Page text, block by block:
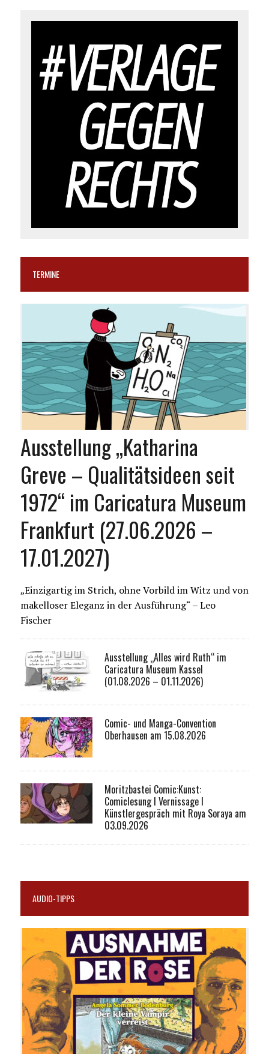
TERMINE
Ausstellung „Katharina
Greve – Qualitätsideen seit
1972“ im Caricatura Museum
Frankfurt (27.06.2026 –
17.01.2027)
„Einzigartig im Strich, ohne Vorbild im Witz und von
makelloser Eleganz in der Ausführung“ – Leo
Fischer
Ausstellung „Alles wird Ruth“ im
Caricatura Museum Kassel
(01.08.2026 – 01.11.2026)
Comic- und Manga-Convention
Oberhausen am 15.08.2026
Moritzbastei Comic:Kunst:
Comiclesung I Vernissage I
Künstlergespräch mit Roya Soraya am
03.09.2026
AUDIO-TIPPS